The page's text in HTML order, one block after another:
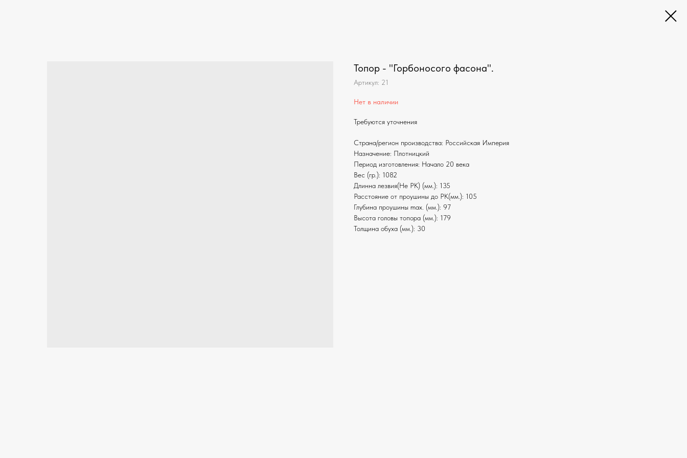
Топор - "Горбоносого фасона''.
Артикул: 21
Нет в наличии
Требуются уточнения
Страна/регион производства: Российская Империя
Назначение: Плотницкий
Период изготовления: Начало 20 века
Вес (гр.): 1082
Длинна лезвия(Не РК) (мм.): 135
Расстояние от проушины до РК(мм.): 105
Глубина проушины max. (мм.): 97
Высота головы топора (мм.): 179
Толщина обуха (мм.): 30